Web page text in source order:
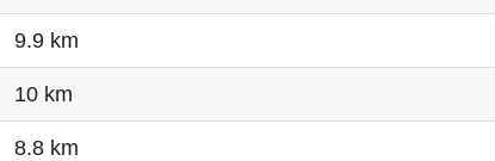
9.9 km
10 km
8.8 km